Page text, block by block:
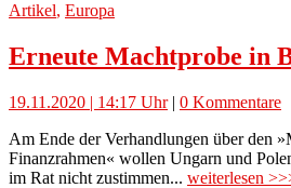
Artikel, Europa
Erneute Machtprobe in
19.11.2020 | 14:17 Uhr| 0 Kommentare
Am Ende der Verhandlungen über den
Finanzrahmen« wollen Ungarn und
im Rat nicht zustimmen... weiterlesen